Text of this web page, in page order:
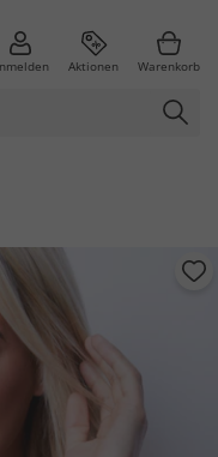
Aktionen Warenkorb